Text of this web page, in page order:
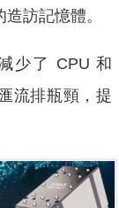
訪記憶體。
少了 CPU 和
流排瓶頸，提